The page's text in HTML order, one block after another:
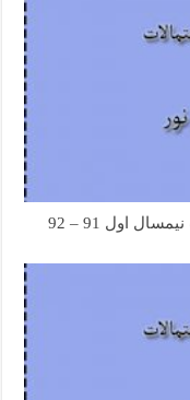
دانلود رایگان نمونه سوال آمار و احتمالات نیمسال اول 91 – 92